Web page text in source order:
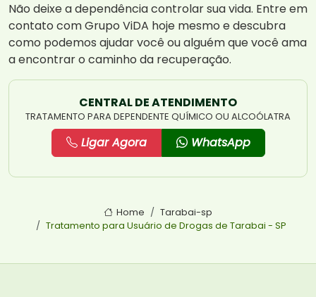
Não deixe a dependência controlar sua vida. Entre em
contato com Grupo ViDA hoje mesmo e descubra
como podemos ajudar você ou alguém que você ama
a encontrar o caminho da recuperação.
CENTRAL DE ATENDIMENTO
TRATAMENTO PARA DEPENDENTE QUÍMICO OU ALCOÓLATRA
Ligar Agora WhatsApp
Home
Tarabai-sp
Tratamento para Usuário de Drogas de Tarabai - SP